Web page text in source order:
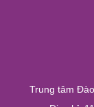
Trung tâm